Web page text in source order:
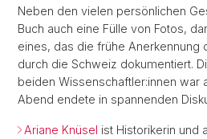
Neben den vielen persönlichen
Buch auch eine Fülle von Fotos,
eines, das die frühe Anerkennung
durch die Schweiz dokumentiert.
beiden Wissenschaftler:innen war
Abend endete in spannenden
Ariane Knüsel ist Historikerin und